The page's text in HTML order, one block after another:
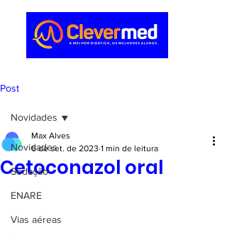
Post
Novidades
Sedação
ENARE
Vias aéreas
Novidades
Cetoconazol oral
Max Alves
6 de set. de 2023 1 min de leitura